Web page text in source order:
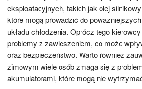
eksploatacyjnych, takich jak olej
które mogą prowadzić do
układu chłodzenia. Oprócz tego
problemy z zawieszeniem, co może
oraz bezpieczeństwo. Warto również
zimowym wiele osób zmaga się z
akumulatorami, które mogą nie